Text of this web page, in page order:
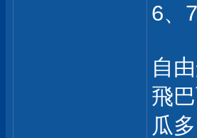
6、
自
飛
瓜